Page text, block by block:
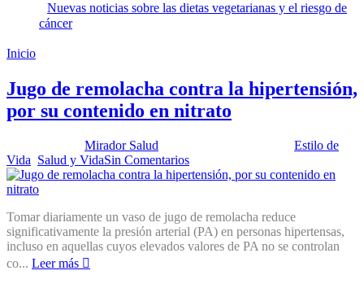
Nuevas noticias sobre las dietas vegetarianas y el riesgo de
cáncer
Inicio
Jugo de remolacha contra la hipertensión,
por su contenido en nitrato
Mirador Salud
Estilo de
Vida Salud y VidaSin Comentarios
Tomar diariamente un vaso de jugo de remolacha reduce
significativamente la presión arterial (PA) en personas hipertensas,
incluso en aquellas cuyos elevados valores de PA no se controlan
co... Leer más